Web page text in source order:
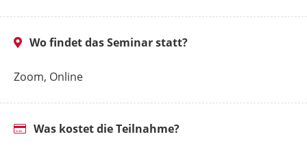
Wo findet das Seminar statt?
Zoom, Online
Was kostet die Teilnahme?